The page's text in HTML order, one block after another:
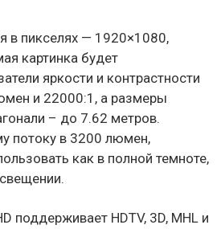
в пикселях — 1920×1080,
картинка будет
яркости и контрастности
и 22000:1, а размеры
– до 7.62 метров.
потоку в 3200 люмен,
как в полной темноте,
поддерживает HDTV, 3D, MHL и